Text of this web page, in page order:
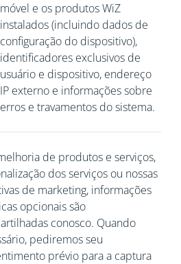
móvel e os produtos WiZ
instalados (incluindo dados de
configuração do dispositivo),
identificadores exclusivos de
usuário e dispositivo, endereço
IP externo e informações sobre
erros e travamentos do sistema.
de produtos e serviços,
dos serviços ou nossas
de marketing, informações
opcionais são
conosco. Quando
pediremos seu
prévio para a captura